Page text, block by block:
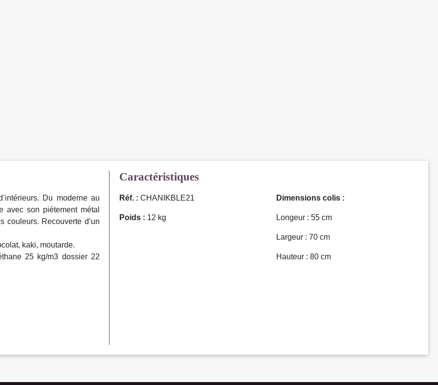
Du moderne au
avec son piétement métal
couleurs. Recouverte d’un
kaki, moutarde.
25 kg/m3 dossier 22
Caractéristiques
Réf. : CHANIKBLE21
Poids : 12 kg
Dimensions colis :
Longeur : 55 cm
Largeur : 70 cm
Hauteur : 80 cm